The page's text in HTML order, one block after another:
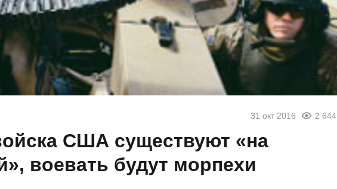
31 окт 2016 2 644
США существуют «на
воевать будут морпехи